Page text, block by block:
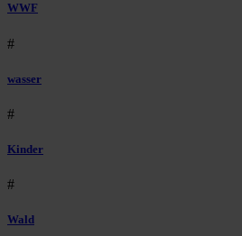
WWF
#
wasser
#
Kinder
#
Wald